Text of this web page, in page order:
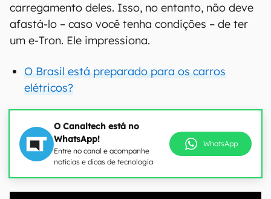
carregamento deles. Isso, no entanto, não deve
afastá-lo – caso você tenha condições – de ter
um e-Tron. Ele impressiona.
O Brasil está preparado para os carros
elétricos?
O Canaltech está no
WhatsApp!
Entre no canal e acompanhe
notícias e dicas de tecnologia
WhatsApp